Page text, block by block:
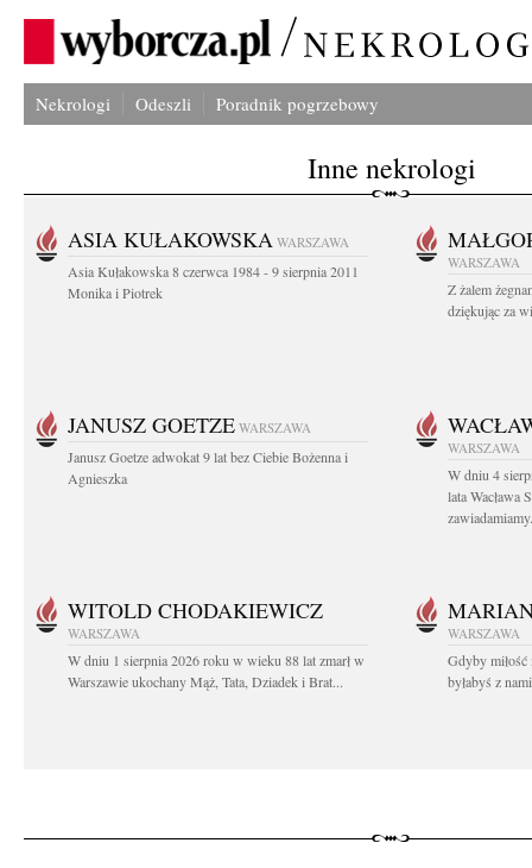
Nekrologi Odeszli Poradnik pogrzebowy
Inne nekrologi
ASIA KUŁAKOWSKA WARSZAWA
Asia Kułakowska 8 czerwca 1984 - 9 sierpnia 2011
Monika i Piotrek
WARSZAWA
Z żalem
dziękując za
JANUSZ GOETZE WARSZAWA
Janusz Goetze adwokat 9 lat bez Ciebie Bożenna i
Agnieszka
WARSZAWA
W dniu 4
lata Wacława
WITOLD CHODAKIEWICZ
WARSZAWA
W dniu 1 sierpnia 2026 roku w wieku 88 lat zmarł w
Warszawie ukochany Mąż, Tata, Dziadek i Brat...
WARSZAWA
Gdyby miłość
byłabyś z